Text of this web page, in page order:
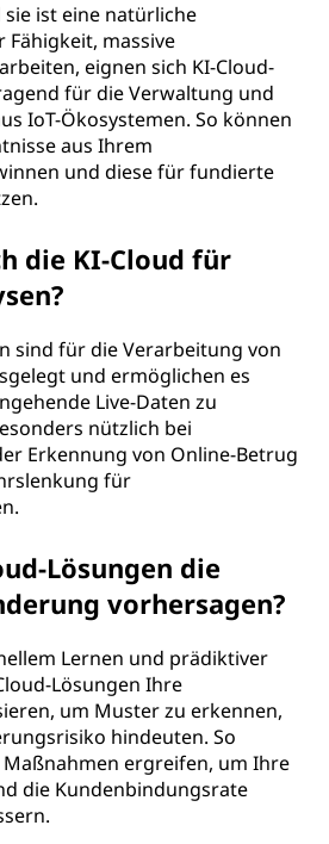
sie ist eine natürliche
massive
eignen sich KI-Cloud-
für die Verwaltung und
IoT-Ökosystemen. So können
aus Ihrem
und diese für fundierte
die KI-Cloud für
sind für die Verarbeitung von
und ermöglichen es
Live-Daten zu
nützlich bei
Erkennung von Online-Betrug
für
Lösungen die
vorhersagen?
Lernen und prädiktiver
Lösungen Ihre
um Muster zu erkennen,
hindeuten. So
ergreifen, um Ihre
die Kundenbindungsrate